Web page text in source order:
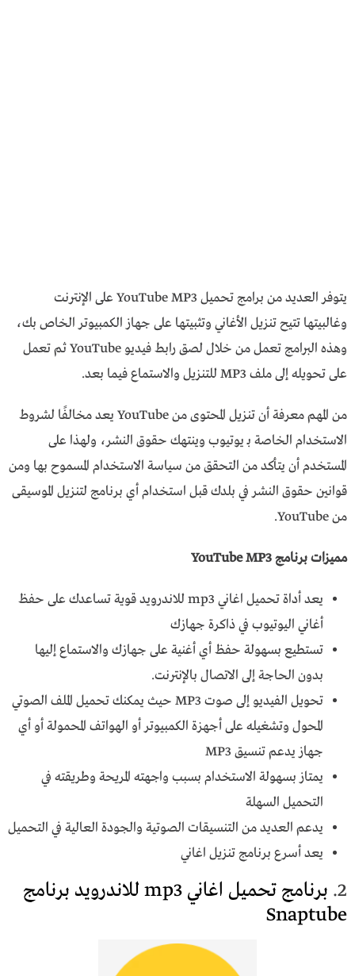
يتوفر العديد من برامج تحميل YouTube MP3 على الإنترنت
وغالبيتها تتيح تنزيل الأغاني وتثبيتها على جهاز الكمبيوتر الخاص بك،
وهذه البرامج تعمل من خلال لصق رابط فيديو YouTube ثم تعمل
على تحويله إلى ملف MP3 للتنزيل والاستماع فيما بعد.
من المهم معرفة أن تنزيل المحتوى من YouTube يعد مخالفًا لشروط
الاستخدام الخاصة بـ يوتيوب وينتهك حقوق النشر، ولهذا على
المستخدم أن يتأكد من التحقق من سياسة الاستخدام المسموح بها ومن
قوانين حقوق النشر في بلدك قبل استخدام أي برنامج لتنزيل الموسيقى
من YouTube.
مميزات برنامج YouTube MP3
يعد أداة تحميل اغاني mp3 للاندرويد قوية تساعدك على حفظ
أغاني اليوتيوب في ذاكرة جهازك
تستطيع بسهولة حفظ أي أغنية على جهازك والاستماع إليها
بدون الحاجة إلى الاتصال بالإنترنت.
تحويل الفيديو إلى صوت MP3 حيث يمكنك تحميل الملف الصوتي
المحول وتشغيله على أجهزة الكمبيوتر أو الهواتف المحمولة أو أي
جهاز يدعم تنسيق MP3
يمتاز بسهولة الاستخدام بسبب واجهته المريحة وطريقته في
التحميل السهلة
يدعم العديد من التنسيقات الصوتية والجودة العالية في التحميل
يعد أسرع برنامج تنزيل اغاني
2.
برنامج تحميل اغاني mp3 للاندرويد برنامج
Snaptube